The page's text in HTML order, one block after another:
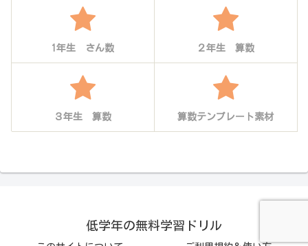
1年生 さん数 ２年生 算数
３年生 算数 算数テンプレート素材
低学年の無料学習ドリル